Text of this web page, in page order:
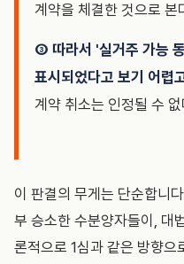
계약을 체결한 것으로 본
③ 따라서 '실거주 가능
표시되었다고 보기 어렵
계약 취소는 인정될 수 없
이 판결의 무게는 단순합니
부 승소한 수분양자들이, 대
론적으로 1심과 같은 방향으